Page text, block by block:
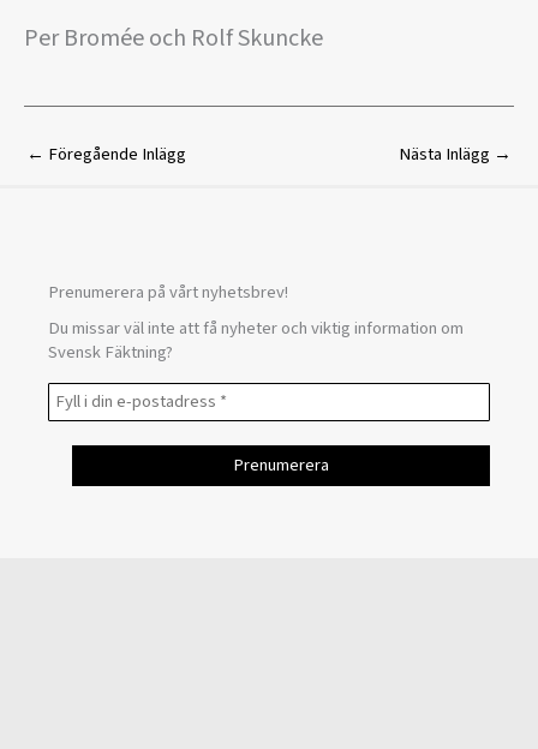
Per Bromée och Rolf Skuncke
← Föregående Inlägg Nästa Inlägg →
Prenumerera på vårt nyhetsbrev!
Du missar väl inte att få nyheter och viktig information om
Svensk Fäktning?